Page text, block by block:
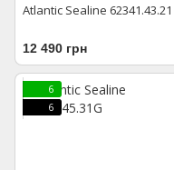
Atlantic Sealine 62341.43.21
12 490 грн
6
6